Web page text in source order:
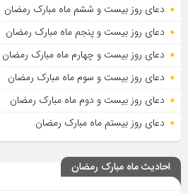
دعای روز بیست و ششم ماه مبارک رمضان
دعای روز بیست و پنجم ماه مبارک رمضان
دعای روز بیست و چهارم ماه مبارک رمضان
دعای روز بیست و سوم ماه مبارک رمضان
دعای روز بیست و دوم ماه مبارک رمضان
دعای روز بیستم ماه مبارک رمضان
احادیث ماه مبارک رمضان